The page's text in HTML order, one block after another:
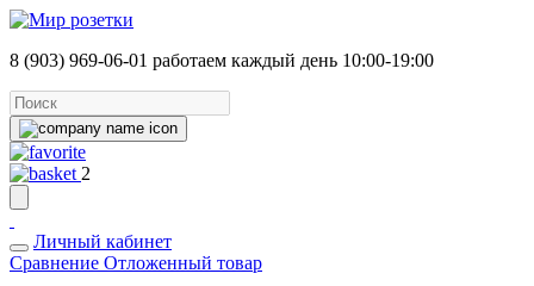
8 (903) 969-06-01 работаем каждый день 10:00-19:00
2
Личный кабинет
Сравнение Отложенный товар